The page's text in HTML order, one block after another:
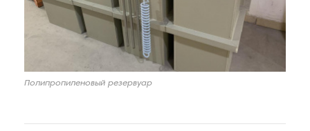
Полипропиленовый резервуар